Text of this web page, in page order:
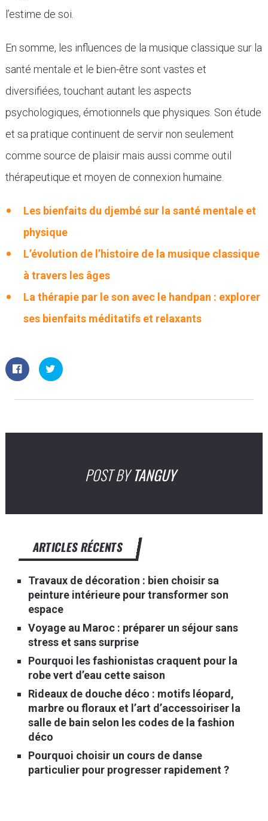
l’estime de soi.
En somme, les influences de la musique classique sur la
santé mentale et le bien-être sont vastes et
diversifiées, touchant autant les aspects
psychologiques, émotionnels que physiques. Son étude
et sa pratique continuent de servir non seulement
comme source de plaisir mais aussi comme outil
thérapeutique et moyen de connexion humaine.
Les bienfaits du djembé sur la santé mentale et
physique
L’évolution de l’histoire de la musique classique
à travers les âges
La thérapie par le son avec le handpan : explorer
ses bienfaits méditatifs et relaxants
POST BY TANGUY
ARTICLES RÉCENTS
Travaux de décoration : bien choisir sa
peinture intérieure pour transformer son
espace
Voyage au Maroc : préparer un séjour sans
stress et sans surprise
Pourquoi les fashionistas craquent pour la
robe vert d’eau cette saison
Rideaux de douche déco : motifs léopard,
marbre ou floraux et l’art d’accessoiriser la
salle de bain selon les codes de la fashion
déco
Pourquoi choisir un cours de danse
particulier pour progresser rapidement ?